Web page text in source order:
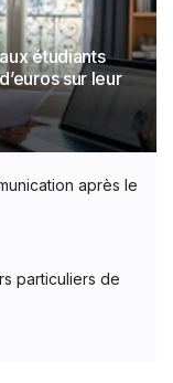
étudiants
sur leur
après le
particuliers de